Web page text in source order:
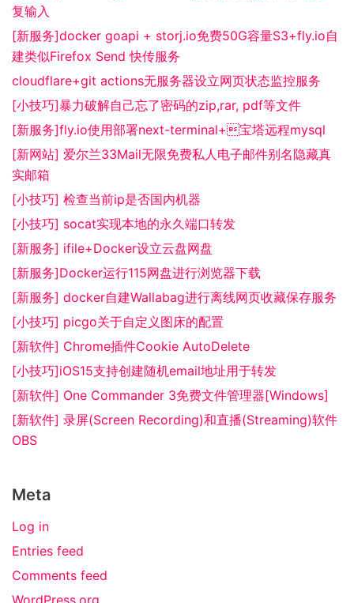
复输入
[新服务]docker goapi + storj.io免费50G容量S3+fly.io自
建类似Firefox Send 快传服务
cloudflare+git actions无服务器设立网页状态监控服务
[小技巧]暴力破解自己忘了密码的zip,rar, pdf等文件
[新服务]fly.io使用部署next-terminal+宝塔远程mysql
[新网站] 爱尔兰33Mail无限免费私人电子邮件别名隐藏真
实邮箱
[小技巧] 检查当前ip是否国内机器
[小技巧] socat实现本地的永久端口转发
[新服务] ifile+Docker设立云盘网盘
[新服务]Docker运行115网盘进行浏览器下载
[新服务] docker自建Wallabag进行离线网页收藏保存服务
[小技巧] picgo关于自定义图床的配置
[新软件] Chrome插件Cookie AutoDelete
[小技巧]iOS15支持创建随机email地址用于转发
[新软件] One Commander 3免费文件管理器[Windows]
[新软件] 录屏(Screen Recording)和直播(Streaming)软件
OBS
Meta
Log in
Entries feed
Comments feed
WordPress.org